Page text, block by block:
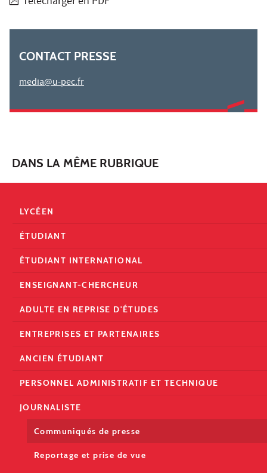
CONTACT PRESSE
media@u-pec.fr
DANS LA MÊME RUBRIQUE
LYCÉEN
ÉTUDIANT
ÉTUDIANT INTERNATIONAL
ENSEIGNANT-CHERCHEUR
ADULTE EN REPRISE D'ÉTUDES
ENTREPRISES ET PARTENAIRES
ANCIEN ÉTUDIANT
PERSONNEL ADMINISTRATIF ET TECHNIQUE
JOURNALISTE
Communiqués de presse
Reportage et prise de vue